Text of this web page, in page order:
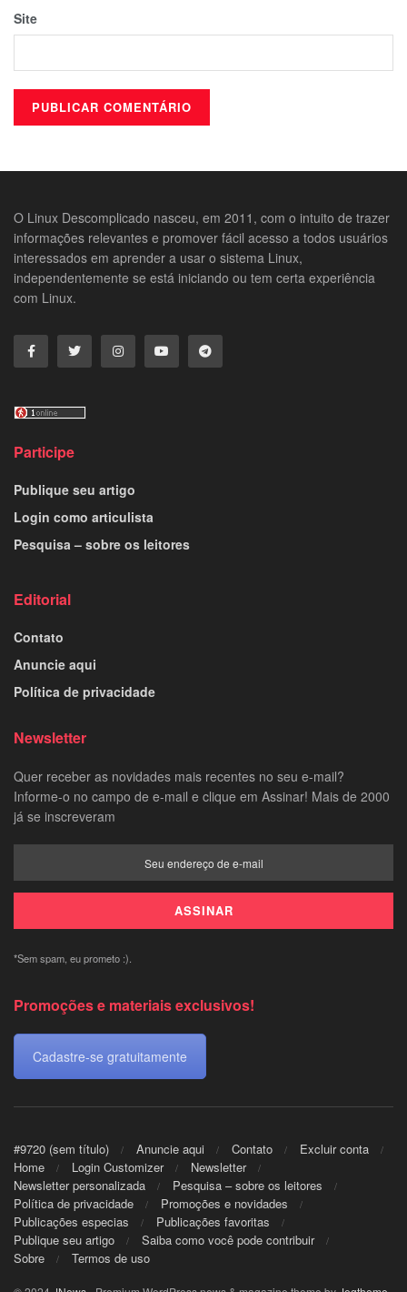
Site
O Linux Descomplicado nasceu, em 2011, com o intuito de trazer
informações relevantes e promover fácil acesso a todos usuários
interessados em aprender a usar o sistema Linux,
independentemente se está iniciando ou tem certa experiência
com Linux.
Participe
Publique seu artigo
Login como articulista
Pesquisa – sobre os leitores
Editorial
Contato
Anuncie aqui
Política de privacidade
Newsletter
Quer receber as novidades mais recentes no seu e-mail?
Informe-o no campo de e-mail e clique em Assinar! Mais de 2000
já se inscreveram
*Sem spam, eu prometo :).
Promoções e materiais exclusivos!
Cadastre-se gratuitamente
#9720 (sem título) Anuncie aqui Contato
Excluir conta
Home
Login Customizer
Newsletter
Newsletter personalizada
Pesquisa – sobre os leitores
Política de privacidade
Promoções e novidades
Publicações especias
Publicações favoritas
Publique seu artigo
Saiba como você pode contribuir
Sobre
Termos de uso